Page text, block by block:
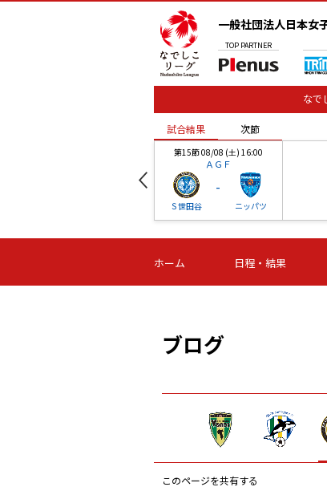
一般社団法人日本女
TOP PARTNER
なで
試合結果 次節
第15節 08/08 (土) 16:00
ＡＧＦ
Ｓ世田谷
-
ニッパツ
-
第16節 09/05 (土) 15:00
ニッパツ
-
第16
試合結果 次節
ホーム 日程・結果
ブログ
このページを共有する